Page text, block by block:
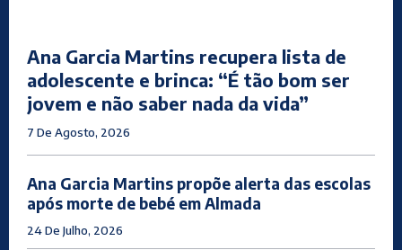
Ana Garcia Martins recupera lista de
adolescente e brinca: “É tão bom ser
jovem e não saber nada da vida”
7 De Agosto, 2026
Ana Garcia Martins propõe alerta das escolas
após morte de bebé em Almada
24 De Julho, 2026